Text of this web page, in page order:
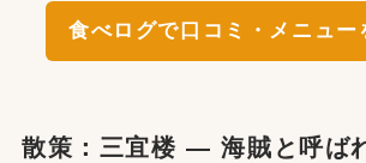
食べログで口コミ・メニュー
散策：三宜楼 — 海賊と呼ば